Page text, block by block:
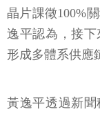
晶片課徵100%
逸平認為，接下
形成多體系供應
黃逸平透過新